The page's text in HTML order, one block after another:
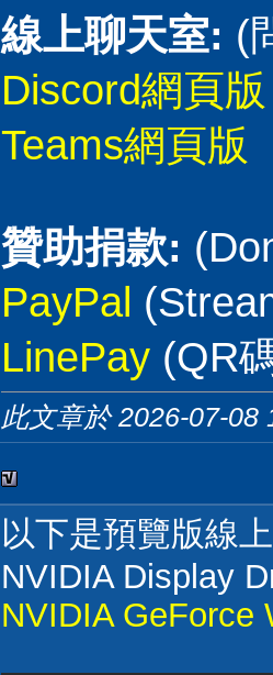
線上聊天室: (
Discord網頁版
Teams網頁版
贊助捐款:
PayPal
LinePay (QR
此文章於 2026-07-08
以下是預覽版線
NVIDIA Display
NVIDIA GeForce